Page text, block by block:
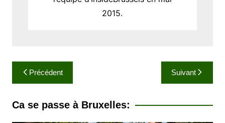
2015.
a
v
Précédent Suivant
Ca se passe à Bruxelles: